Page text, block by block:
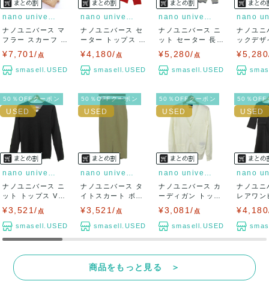
nano universe
ナノユニバース マ
フラー スカーフ 5
¥7,701/ 点
smasell.USED
nano universe
ナノユニバース セ
ーター トップス 長
¥4,180/ 点
smasell.USED
nano universe
ナノユニバース ニ
ット セーター 長袖
¥5,280/ 点
smasell.USED
ナノユニ
ックデザ
50％OFFクーポン
ナノユニバース ニ
ット トップス Vネ
¥3,521/ 点
smasell.USED
50％OFFクーポン
ナノユニバース タ
イトスカート ボト
¥3,521/ 点
smasell.USED
50％OFFクーポン
ナノユニバース カ
ーディガン トップ
¥3,081/ 点
smasell.USED
50％OFF
ナノユニ
レアワン
商品をもっと見る ＞